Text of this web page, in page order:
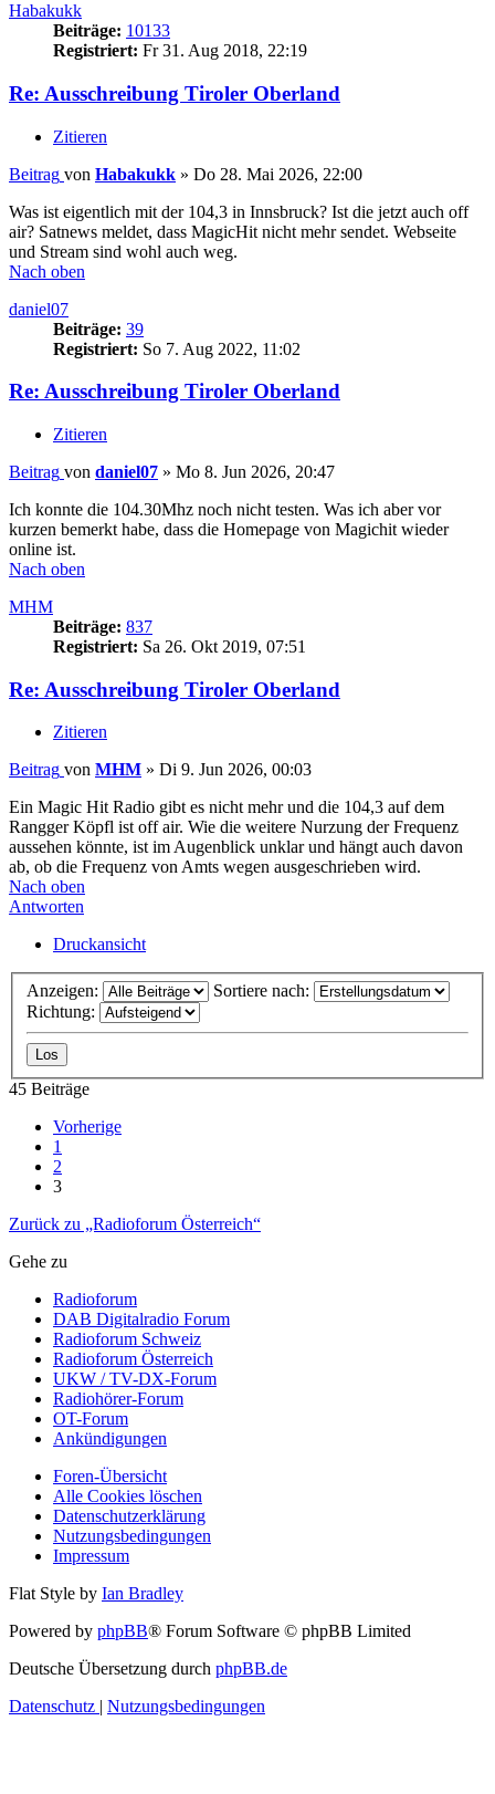
Habakukk
Beiträge: 10133
Registriert: Fr 31. Aug 2018, 22:19
Re: Ausschreibung Tiroler Oberland
Zitieren
Beitrag von Habakukk » Do 28. Mai 2026, 22:00
Was ist eigentlich mit der 104,3 in Innsbruck? Ist die jetzt auch off
air? Satnews meldet, dass MagicHit nicht mehr sendet. Webseite
und Stream sind wohl auch weg.
Nach oben
daniel07
Beiträge: 39
Registriert: So 7. Aug 2022, 11:02
Re: Ausschreibung Tiroler Oberland
Zitieren
Beitrag von daniel07 » Mo 8. Jun 2026, 20:47
Ich konnte die 104.30Mhz noch nicht testen. Was ich aber vor
kurzen bemerkt habe, dass die Homepage von Magichit wieder
online ist.
Nach oben
MHM
Beiträge: 837
Registriert: Sa 26. Okt 2019, 07:51
Re: Ausschreibung Tiroler Oberland
Zitieren
Beitrag von MHM » Di 9. Jun 2026, 00:03
Ein Magic Hit Radio gibt es nicht mehr und die 104,3 auf dem
Rangger Köpfl ist off air. Wie die weitere Nurzung der Frequenz
aussehen könnte, ist im Augenblick unklar und hängt auch davon
ab, ob die Frequenz von Amts wegen ausgeschrieben wird.
Nach oben
Antworten
Druckansicht
Anzeigen:
Sortiere nach:
Richtung:
45 Beiträge
Vorherige
1
2
3
Zurück zu „Radioforum Österreich“
Gehe zu
Radioforum
DAB Digitalradio Forum
Radioforum Schweiz
Radioforum Österreich
UKW / TV-DX-Forum
Radiohörer-Forum
OT-Forum
Ankündigungen
Foren-Übersicht
Alle Cookies löschen
Datenschutzerklärung
Nutzungsbedingungen
Impressum
Flat Style by Ian Bradley
Powered by phpBB® Forum Software © phpBB Limited
Deutsche Übersetzung durch phpBB.de
Datenschutz | Nutzungsbedingungen